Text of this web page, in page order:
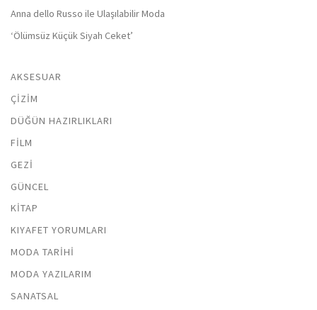
Anna dello Russo ile Ulaşılabilir Moda
‘Ölümsüz Küçük Siyah Ceket’
AKSESUAR
ÇIZIM
DÜĞÜN HAZIRLIKLARI
FILM
GEZI
GÜNCEL
KITAP
KIYAFET YORUMLARI
MODA TARIHI
MODA YAZILARIM
SANATSAL